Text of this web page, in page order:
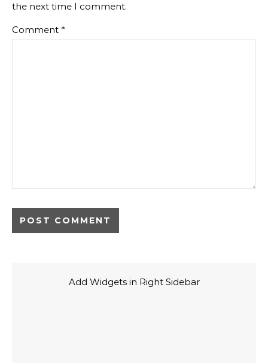
the next time I comment.
Comment *
Add Widgets in Right Sidebar